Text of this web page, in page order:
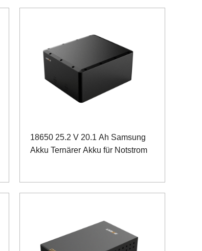
18650 25.2 V 20.1 Ah Samsung
Akku Ternärer Akku für Notstrom